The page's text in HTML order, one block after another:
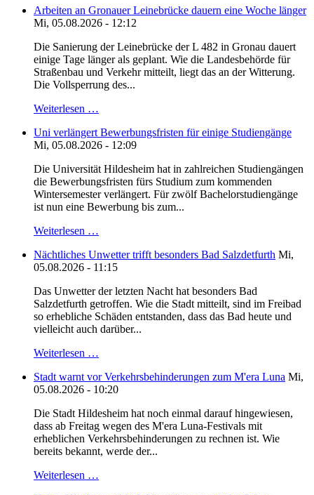
Arbeiten an Gronauer Leinebrücke dauern eine Woche länger
Mi, 05.08.2026 - 12:12
Die Sanierung der Leinebrücke der L 482 in Gronau dauert
einige Tage länger als geplant. Wie die Landesbehörde für
Straßenbau und Verkehr mitteilt, liegt das an der Witterung.
Die Vollsperrung des...
Weiterlesen …
Uni verlängert Bewerbungsfristen für einige Studiengänge
Mi, 05.08.2026 - 12:09
Die Universität Hildesheim hat in zahlreichen Studiengängen
die Bewerbungsfristen fürs Studium zum kommenden
Wintersemester verlängert. Für zwölf Bachelorstudiengänge
ist nun eine Bewerbung bis zum...
Weiterlesen …
Nächtliches Unwetter trifft besonders Bad Salzdetfurth Mi,
05.08.2026 - 11:15
Das Unwetter der letzten Nacht hat besonders Bad
Salzdetfurth getroffen. Wie die Stadt mitteilt, sind im Freibad
so erhebliche Schäden entstanden, dass das Bad heute und
vielleicht auch darüber...
Weiterlesen …
Stadt warnt vor Verkehrsbehinderungen zum M'era Luna Mi,
05.08.2026 - 10:20
Die Stadt Hildesheim hat noch einmal darauf hingewiesen,
dass ab Freitag wegen des M'era Luna-Festivals mit
erheblichen Verkehrsbehinderungen zu rechnen ist. Wie
bereits bekannt, werde der...
Weiterlesen …